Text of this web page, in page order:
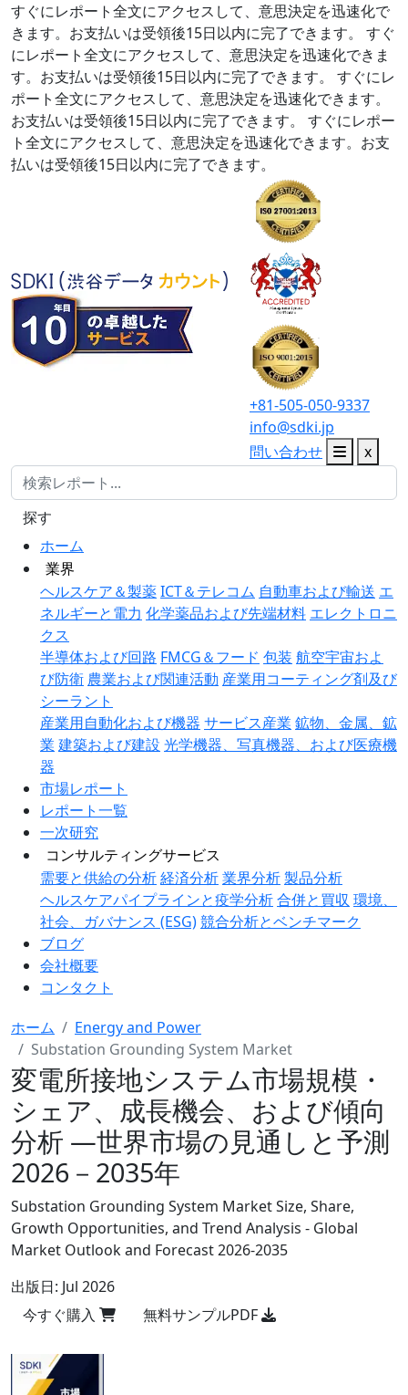
すぐにレポート全文にアクセスして、意思決定を迅速化で
きます。お支払いは受領後15日以内に完了できます。
すぐ
にレポート全文にアクセスして、意思決定を迅速化できま
す。お支払いは受領後15日以内に完了できます。
すぐにレ
ポート全文にアクセスして、意思決定を迅速化できます。
お支払いは受領後15日以内に完了できます。
すぐにレポー
ト全文にアクセスして、意思決定を迅速化できます。お支
払いは受領後15日以内に完了できます。
+81-505-050-9337
info@sdki.jp
問い合わせ
x
ホーム
業界
ヘルスケア＆製薬ICT＆テレコム 自動車および輸送 エ
ネルギーと電力 化学薬品および先端材料 エレクトロニ
クス
半導体および回路 FMCG＆フード 包装 航空宇宙およ
び防衛 農業および関連活動 産業用コーティング剤及び
シーラント
産業用自動化および機器 サービス産業 鉱物、金属、鉱
業 建築および建設 光学機器、写真機器、および医療機
器
市場レポート
レポート一覧
一次研究
コンサルティングサービス
需要と供給の分析経済分析業界分析製品分析
ヘルスケアパイプラインと疫学分析合併と買収 環境、
社会、ガバナンス (ESG)競合分析とベンチマーク
ブログ
会社概要
コンタクト
探す
ホーム
Energy and Power
Substation Grounding System Market
変電所接地システム市場規模・
シェア、成長機会、および傾向
分析 ―世界市場の見通しと予測
2026－2035年
Substation Grounding System Market Size, Share,
Growth Opportunities, and Trend Analysis - Global
Market Outlook and Forecast 2026-2035
出版日: Jul 2026
今すぐ購入
無料サンプルPDF